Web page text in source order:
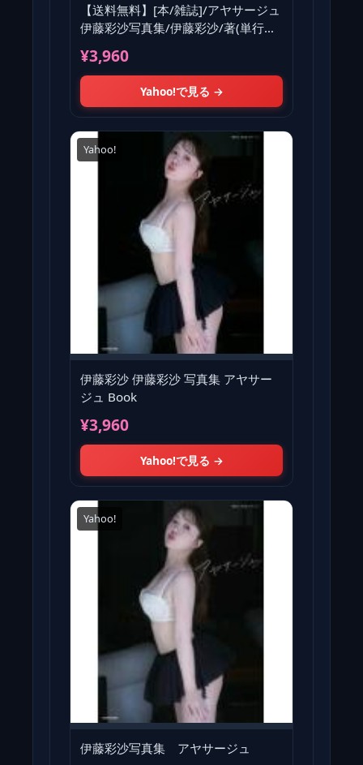
【送料無料】[本/雑誌]/アヤサージュ
伊藤彩沙写真集/伊藤彩沙/著(単行
¥3,960
Yahoo!で見る →
Yahoo!
伊藤彩沙 伊藤彩沙 写真集 アヤサー
ジュ Book
¥3,960
Yahoo!で見る →
Yahoo!
伊藤彩沙写真集 アヤサージュ